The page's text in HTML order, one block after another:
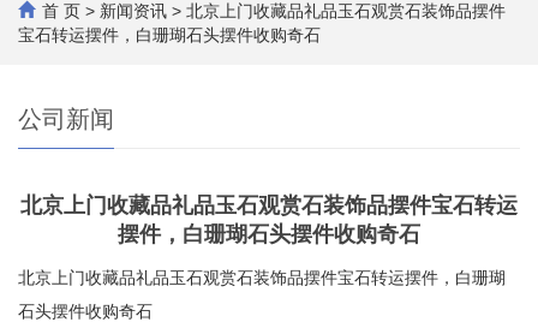
首 页 > 新闻资讯 > 北京上门收藏品礼品玉石观赏石装饰品摆件
宝石转运摆件，白珊瑚石头摆件收购奇石
公司新闻
北京上门收藏品礼品玉石观赏石装饰品摆件宝石转运
摆件，白珊瑚石头摆件收购奇石
北京上门收藏品礼品玉石观赏石装饰品摆件宝石转运摆件，白珊瑚
石头摆件收购奇石